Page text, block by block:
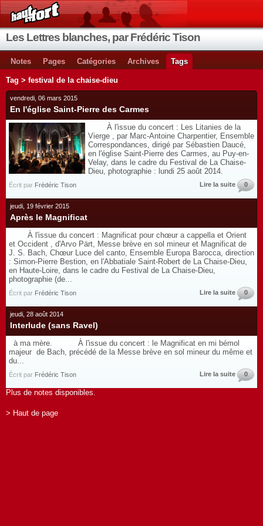
Les Lettres blanches, par Frédéric Tison
Notes Pages Catégories Archives Tags
Tag > festival de la chaise-dieu
vendredi, 06 mars 2015
En l'église Saint-Pierre des Carmes
À l'issue du concert : Les Litanies de la
Vierge , par Marc-Antoine Charpentier, Ensemble
Correspondances, dirigé par Sébastien Daucé,
en l'église Saint-Pierre des Carmes, au Puy-en-
Velay, dans le cadre du Festival de La Chaise-
Dieu, photographie : lundi 25 août 2014.
Écrit par Frédéric Tison Lire la suite 0
jeudi, 19 février 2015
Après le Magnificat
À l'issue du concert : Magnificat pour chœur a cappella et Orient
et Occident , d'Arvo Pärt, Messe brève en sol mineur et Magnificat de
J. S. Bach, Chœur Luce del canto, Ensemble Europa Barocca, direction
: Simon-Pierre Bestion, en l'Abbatiale Saint-Robert de La Chaise-Dieu,
en Haute-Loire, dans le cadre du Festival de La Chaise-Dieu,
photographie (de...
Écrit par Frédéric Tison Lire la suite 0
jeudi, 28 août 2014
Interlude (sans Ravel)
à ma mère. À l'issue du concert : le Magnificat en mi bémol
majeur de Bach, précédé de la Messe brève en sol mineur du même et
du...
Écrit par Frédéric Tison Lire la suite 0
Plus de notes disponibles.
> Haut de page